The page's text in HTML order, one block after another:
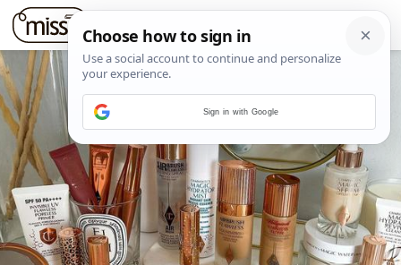
Sign in with Google